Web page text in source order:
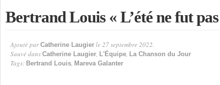
Bertrand Louis « L’été ne fut
Ajouté par Catherine Laugier le 27 septembre 2022.
Sauvé dans Catherine Laugier, L'Équipe, La Chanson du Jour
Tags: Bertrand Louis, Mareva Galanter